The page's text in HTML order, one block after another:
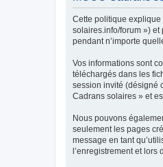
Cette politique explique
solaires.info/forum ») et
pendant n’importe
Vos informations sont
téléchargés dans les
session invité (désigné
Cadrans solaires » et
Nous pouvons
seulement les pages
message en tant
l’enregistrement et lors